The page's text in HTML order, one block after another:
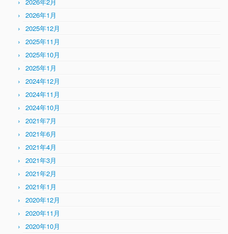
2026年2月
2026年1月
2025年12月
2025年11月
2025年10月
2025年1月
2024年12月
2024年11月
2024年10月
2021年7月
2021年6月
2021年4月
2021年3月
2021年2月
2021年1月
2020年12月
2020年11月
2020年10月